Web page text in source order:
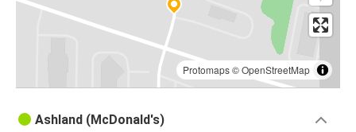
Protomaps©OpenStreetMap
Ashland (McDonald's)